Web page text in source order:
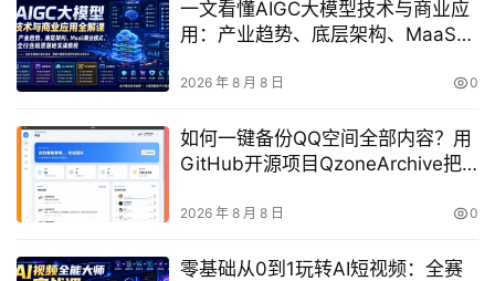
一文看懂AIGC大模型技术与商业应
用：产业趋势、底层架构、MaaS商
2026 年 8 月 8 日 0
如何一键备份QQ空间全部内容？用
GitHub开源项目QzoneArchive把
2026 年 8 月 8 日 0
零基础从0到1玩转AI短视频：全赛